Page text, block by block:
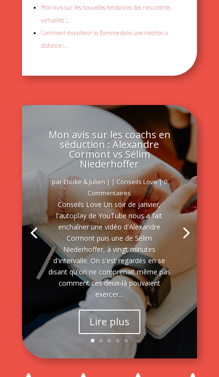
Mon avis sur les nouvelles tendances des rencontres
virtuelles :…
Comment maintenir la flamme dans une relation à
distance :…
Mon avis sur les coachs en
séduction : Alexandre
Cormont vs Sélim
Niederhoffer
parElodie & Julien | | Conseils Love| 0
Commentaires
Conseils Love Un soir de janvier,
l'autoplay de YouTube nous a fait
enchaîner une vidéo d'Alexandre
Cormont puis une de Sélim
Niederhoffer, à vingt minutes
d'intervalle. On s'est regardés en se
disant qu'on ne comprenait même pas
comment ces deux-là pouvaient
exercer...
Lire plus